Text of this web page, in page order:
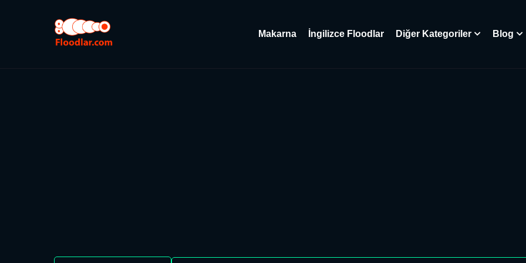
Makarna İngilizce Floodlar Diğer Kategoriler Blog